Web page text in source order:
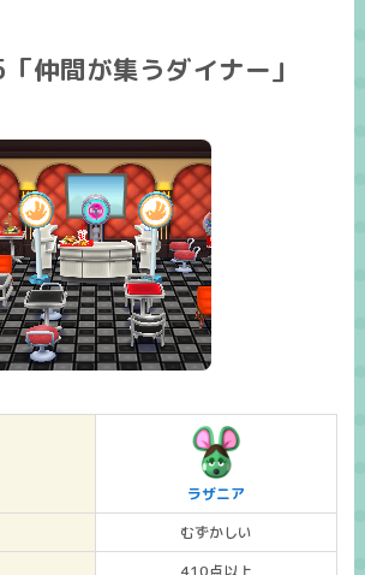
仲間が集うダイナー」
ラザニア
むずかしい